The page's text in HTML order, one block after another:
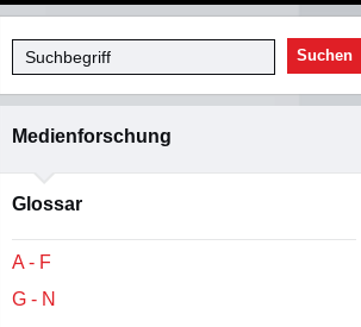
Suchen
Medienforschung
Glossar
A - F
G - N